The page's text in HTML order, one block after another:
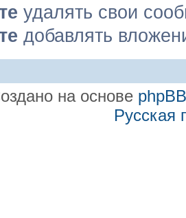
удалять свои
добавлять
на основе phpBB
Русская